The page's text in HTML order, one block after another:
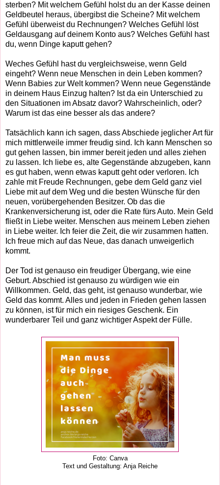
sterben? Mit welchem Gefühl holst du an der Kasse deinen
Geldbeutel heraus, übergibst die Scheine? Mit welchem
Gefühl überweist du Rechnungen? Welches Gefühl löst
Geldausgang auf deinem Konto aus? Welches Gefühl hast
du, wenn Dinge kaputt gehen?
Weches Gefühl hast du vergleichsweise, wenn Geld
eingeht? Wenn neue Menschen in dein Leben kommen?
Wenn Babies zur Welt kommen? Wenn neue Gegenstände
in deinem Haus Einzug halten? Ist da ein Unterschied zu
den Situationen im Absatz davor? Wahrscheinlich, oder?
Warum ist das eine besser als das andere?
Tatsächlich kann ich sagen, dass Abschiede jeglicher Art für
mich mittlerweile immer freudig sind. Ich kann Menschen so
gut gehen lassen, bin immer bereit jeden und alles ziehen
zu lassen. Ich liebe es, alte Gegenstände abzugeben, kann
es gut haben, wenn etwas kaputt geht oder verloren. Ich
zahle mit Freude Rechnungen, gebe dem Geld ganz viel
Liebe mit auf dem Weg und die besten Wünsche für den
neuen, vorübergehenden Besitzer. Ob das die
Krankenversicherung ist, oder die Rate fürs Auto. Mein Geld
fließt in Liebe weiter. Menschen aus meinem Leben ziehen
in Liebe weiter. Ich feier die Zeit, die wir zusammen hatten.
Ich freue mich auf das Neue, das danach unweigerlich
kommt.
Der Tod ist genauso ein freudiger Übergang, wie eine
Geburt. Abschied ist genauso zu würdigen wie ein
Willkommen. Geld, das geht, ist genauso wunderbar, wie
Geld das kommt. Alles und jeden in Frieden gehen lassen
zu können, ist für mich ein riesiges Geschenk. Ein
wunderbarer Teil und ganz wichtiger Aspekt der Fülle.
Foto: Canva
Text und Gestaltung: Anja Reiche